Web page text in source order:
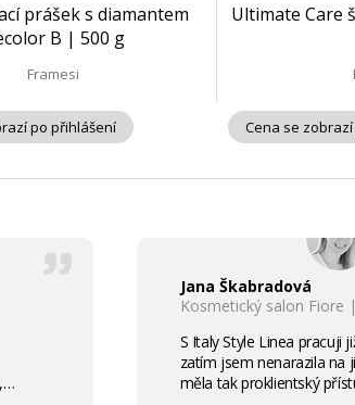
prášek s diamantem
B | 500 g
Framesi
po přihlášení
Ultimate Care
Cena se
Jana Škabradová
Kosmetický salon Fiore
S Italy Style Linea pracuji
zatím jsem nenarazila na
měla tak proklientský